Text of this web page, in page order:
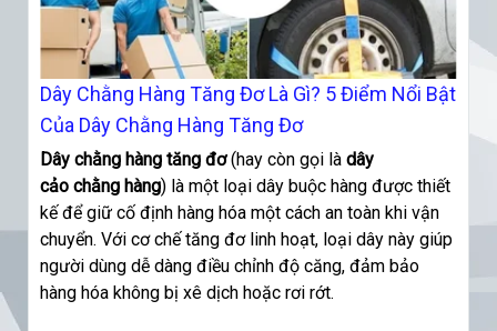
Dây Chằng Hàng Tăng Đơ Là Gì? 5 Điểm Nổi Bật
Của Dây Chằng Hàng Tăng Đơ
Dây chằng hàng tăng đơ(hay còn gọi là dây
cảo chằng hàng) là một loại dây buộc hàng được thiết
kế để giữ cố định hàng hóa một cách an toàn khi vận
chuyển. Với cơ chế tăng đơ linh hoạt, loại dây này giúp
người dùng dễ dàng điều chỉnh độ căng, đảm bảo
hàng hóa không bị xê dịch hoặc rơi rớt.